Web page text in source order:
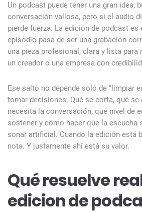
Un podcast puede tener una gran idea,
conversación valiosa, pero si el audio
pierde fuerza. La edicion de podcast es
episodio pasa de ser una grabación
una pieza profesional, clara y lista para
un creador o una empresa con
Ese salto no depende solo de “limpiar
tomar decisiones. Qué se corta, qué se
necesita la conversación, qué nivel de
sostener y cómo hacer que la escucha
sonar artificial. Cuando la edición está
nota. Y justamente ahí está su valor.
Qué resuelve
edicion de